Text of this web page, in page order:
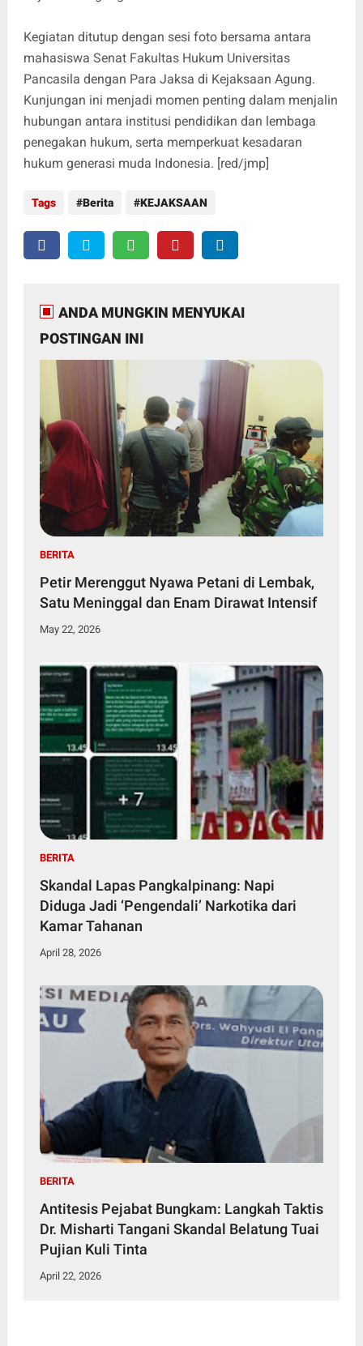
Kegiatan ditutup dengan sesi foto bersama antara
mahasiswa Senat Fakultas Hukum Universitas
Pancasila dengan Para Jaksa di Kejaksaan Agung.
Kunjungan ini menjadi momen penting dalam menjalin
hubungan antara institusi pendidikan dan lembaga
penegakan hukum, serta memperkuat kesadaran
hukum generasi muda Indonesia. [red/jmp]
Tags Berita KEJAKSAAN
ANDA MUNGKIN MENYUKAI
POSTINGAN INI
BERITA
Petir Merenggut Nyawa Petani di Lembak,
Satu Meninggal dan Enam Dirawat Intensif
May 22, 2026
BERITA
Skandal Lapas Pangkalpinang: Napi
Diduga Jadi ‘Pengendali’ Narkotika dari
Kamar Tahanan
April 28, 2026
BERITA
Antitesis Pejabat Bungkam: Langkah Taktis
Dr. Misharti Tangani Skandal Belatung Tuai
Pujian Kuli Tinta
April 22, 2026